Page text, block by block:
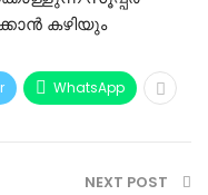
കഴിയും
WhatsApp
NEXT POST